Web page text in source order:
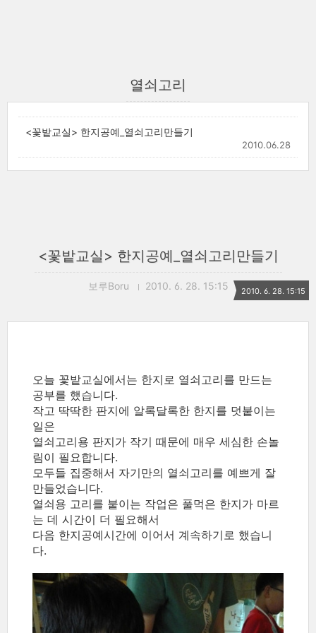
열쇠고리
<꽃밭교실> 한지공예_열쇠고리만들기
2010.06.28
<꽃밭교실> 한지공예_열쇠고리만들기
보루Boru 2010. 6. 28. 15:15 2010. 6. 28. 15:15
오늘 꽃밭교실에서는 한지로 열쇠고리를 만드는
공부를 했습니다.
작고 딱딱한 판지에 알록달록한 한지를 덧붙이는
일은
열쇠고리용 판지가 작기 때문에 매우 세심한 손놀
림이 필요합니다.
모두들 집중해서 자기만의 열쇠고리를 예쁘게 잘
만들었습니다.
열쇠용 고리를 붙이는 작업은 풀먹은 한지가 마르
는 데 시간이 더 필요해서
다음 한지공예시간에 이어서 계속하기로 했습니
다.